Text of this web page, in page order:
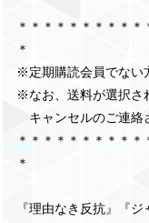
＊＊＊＊＊＊＊＊＊
＊
※定期購読会員でない
※なお、送料が選択さ
キャンセルのご連絡
＊＊＊＊＊＊＊＊＊
＊
『理由なき反抗』『